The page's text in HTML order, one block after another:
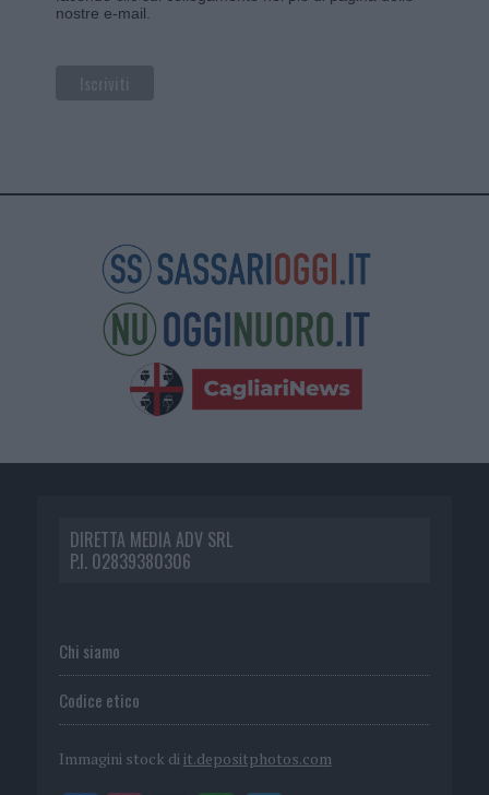
nostre e-mail.
DIRETTA MEDIA ADV SRL
P.I. 02839380306
Chi siamo
Codice etico
Immagini stock di it.depositphotos.com